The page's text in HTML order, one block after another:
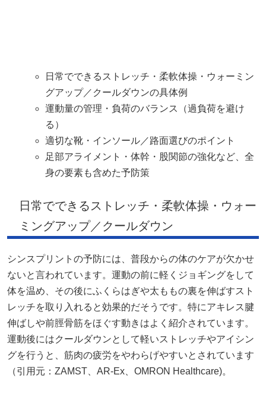
日常でできるストレッチ・柔軟体操・ウォーミン
グアップ／クールダウンの具体例
運動量の管理・負荷のバランス（過負荷を避け
る）
適切な靴・インソール／路面選びのポイント
足部アライメント・体幹・股関節の強化など、全
身の要素も含めた予防策
日常でできるストレッチ・柔軟体操・ウォー
ミングアップ／クールダウン
シンスプリントの予防には、普段からの体のケアが欠かせ
ないと言われています。運動の前に軽くジョギングをして
体を温め、その後にふくらはぎや太ももの裏を伸ばすスト
レッチを取り入れると効果的だそうです。特にアキレス腱
伸ばしや前脛骨筋をほぐす動きはよく紹介されています。
運動後にはクールダウンとして軽いストレッチやアイシン
グを行うと、筋肉の疲労をやわらげやすいとされています
（引用元： ZAMST、 AR-Ex、 OMRON Healthcare)。